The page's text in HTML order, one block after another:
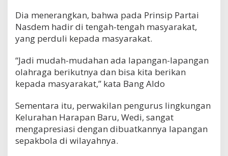
Dia menerangkan, bahwa pada Prinsip Partai
Nasdem hadir di tengah-tengah masyarakat,
yang perduli kepada masyarakat.
“Jadi mudah-mudahan ada lapangan-lapangan
olahraga berikutnya dan bisa kita berikan
kepada masyarakat,” kata Bang Aldo
Sementara itu, perwakilan pengurus lingkungan
Kelurahan Harapan Baru, Wedi, sangat
mengapresiasi dengan dibuatkannya lapangan
sepakbola di wilayahnya.